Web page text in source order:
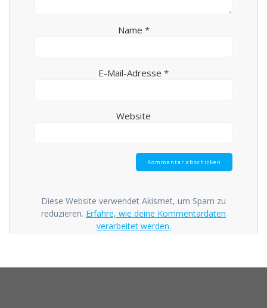
Name *
E-Mail-Adresse *
Website
Diese Website verwendet Akismet, um Spam zu
reduzieren. Erfahre, wie deine Kommentardaten
verarbeitet werden.